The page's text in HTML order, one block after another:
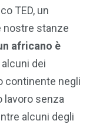
TED, un
nostre stanze
africano è
dei
continente negli
lavoro senza
alcuni degli